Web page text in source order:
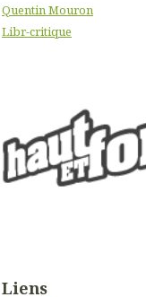
Quentin Mouron
Libr-critique
Liens